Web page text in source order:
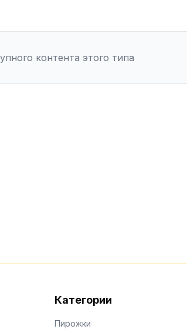
контента этого типа
Категории
Пирожки